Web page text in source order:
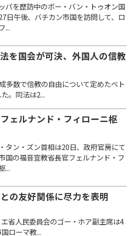
パを歴訪中のボー・バン・トゥオン国
日午後、バチカン市国を訪問して、ロ
...
を国会が可決、外国人の信教
多数で信教の自由について定めたベト
。同法は2...
ェルナンド・フィローニ枢
タン・ズン首相は20日、政府官房にて
国の福音宣教省長官フェルナンド・フ
...
の友好関係に尽力を表明
省人民委員会のゴー・ホア副主席は4
ローマ教...